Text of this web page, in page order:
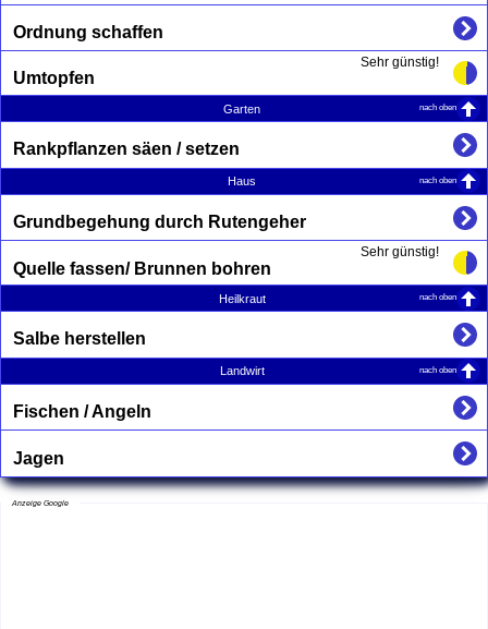
Ordnung schaffen
Sehr günstig!
Umtopfen
Garten nach oben
Rankpflanzen säen / setzen
Haus nach oben
Grundbegehung durch Rutengeher
Sehr günstig!
Quelle fassen/ Brunnen bohren
Heilkraut nach oben
Salbe herstellen
Landwirt nach oben
Fischen / Angeln
Jagen
Anzeige Google